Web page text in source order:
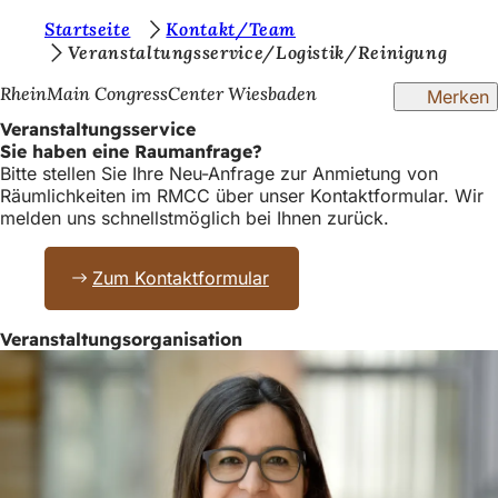
Inhalt anspringen
e
b
e
f
e
n
s
Startseite
Kontakt/Team
Veranstaltungsservice/Logistik/Reinigung
RheinMain CongressCenter Wiesbaden
Merken
Veranstaltungsservice
Sie haben eine Raumanfrage?
Bitte stellen Sie Ihre Neu-Anfrage zur Anmietung von
Räumlichkeiten im RMCC über unser Kontaktformular. Wir
melden uns schnellstmöglich bei Ihnen zurück.
Zum Kontaktformular
Veranstaltungsorganisation